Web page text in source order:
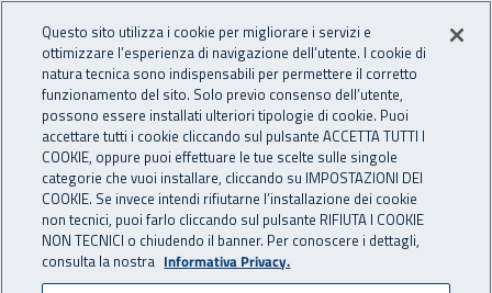
INAIL - Istituto Nazionale
Apri cerca
Navigazione principale
Navigazione - Ti trovi in:
Home Inail comunica News
17 marzo 2021
Questo sito utilizza i cookie per migliorare i servizi e
ottimizzare l’esperienza di navigazione dell’utente. I cookie di
natura tecnica sono indispensabili per permettere il corretto
funzionamento del sito. Solo previo consenso dell’utente,
possono essere installati ulteriori tipologie di cookie. Puoi
accettare tutti i cookie cliccando sul pulsante ACCETTA TUTTI I
COOKIE, oppure puoi effettuare le tue scelte sulle singole
categorie che vuoi installare, cliccando su IMPOSTAZIONI DEI
COOKIE. Se invece intendi rifiutarne l’installazione dei cookie
non tecnici, puoi farlo cliccando sul pulsante RIFIUTA I COOKIE
NON TECNICI o chiudendo il banner. Per conoscere i dettagli,
consulta la nostra Informativa Privacy.